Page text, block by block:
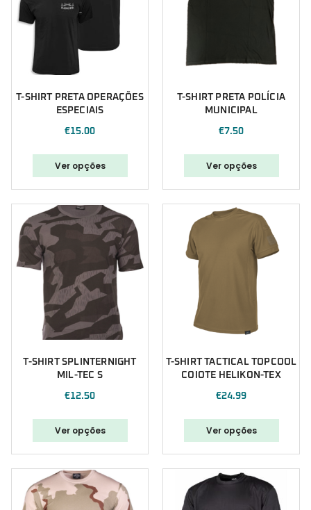
T-SHIRT PRETA OPERAÇÕES
ESPECIAIS
€15.00
Ver opções
T-SHIRT PRETA POLÍCIA
MUNICIPAL
€7.50
Ver opções
T-SHIRT SPLINTERNIGHT
MIL-TEC S
€12.50
Ver opções
T-SHIRT TACTICAL TOPCOOL
COIOTE HELIKON-TEX
€24.99
Ver opções